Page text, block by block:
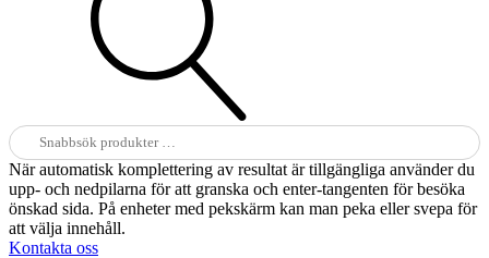
Sök
efter:
När automatisk komplettering av resultat är tillgängliga använder du
upp- och nedpilarna för att granska och enter-tangenten för besöka
önskad sida. På enheter med pekskärm kan man peka eller svepa för
att välja innehåll.
Kontakta oss